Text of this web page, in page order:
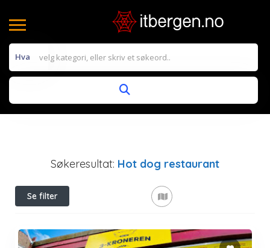
Hva
Søkeresultat: Hot dog restaurant
Se filter